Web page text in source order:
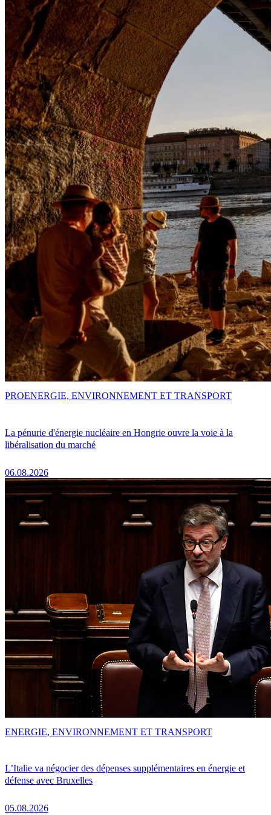
La pénurie d'énergie nucléaire en Hongrie ouvre la voie à la
libéralisation du marché
06.08.2026
PROENERGIE, ENVIRONNEMENT ET TRANSPORT
L’Italie va négocier des dépenses supplémentaires en énergie et
défense avec Bruxelles
05.08.2026
ENERGIE, ENVIRONNEMENT ET TRANSPORT